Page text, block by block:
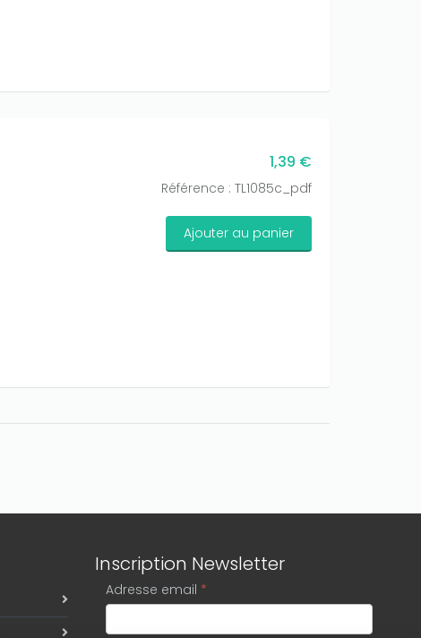
1,39 €
Référence : TL1085c_pdf
Ajouter au panier
Inscription Newsletter
Adresse email *